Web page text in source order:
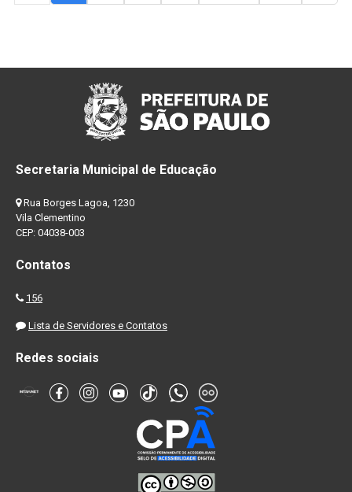
Secretaria Municipal de Educação
Rua Borges Lagoa, 1230
Vila Clementino
CEP: 04038-003
Contatos
156
Lista de Servidores e Contatos
Redes sociais